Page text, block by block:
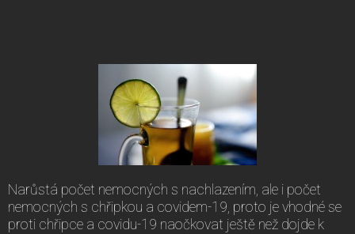
Narůstá počet nemocných s nachlazením, ale i počet
nemocných s chřipkou a covidem-19, proto je vhodné se
proti chřipce a covidu-19 naočkovat ještě než dojde k